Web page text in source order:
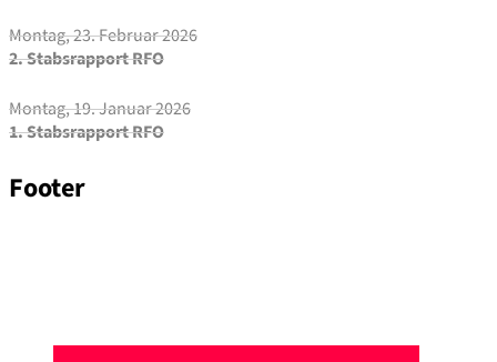
Montag, 23. Februar 2026
2. Stabsrapport RFO
Montag, 19. Januar 2026
1. Stabsrapport RFO
Footer